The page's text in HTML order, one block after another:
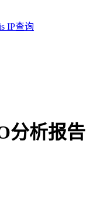
IP查询
分析报告